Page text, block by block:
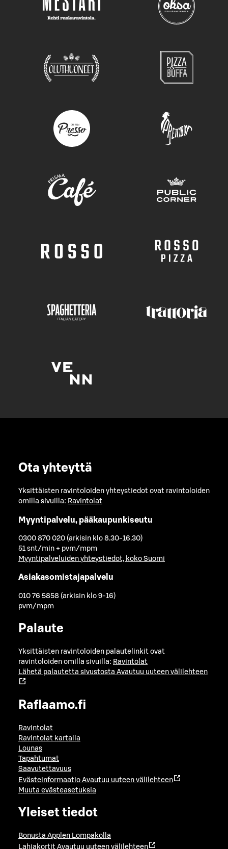
Ota yhteyttä
Yksittäisten ravintoloiden yhteystiedot ovat ravintoloiden
omilla sivuilla: Ravintolat
Myyntipalvelu, pääkaupunkiseutu
0300 870 020 (arkisin klo 8.30-16.30)
51 snt/min + pvm/mpm
Myyntipalveluiden yhteystiedot, koko Suomi
Asiakasomistajapalvelu
010 76 5858 (arkisin klo 9-16)
pvm/mpm
Palaute
Yksittäisten ravintoloiden palautelinkit ovat
ravintoloiden omilla sivuilla: Ravintolat
Lähetä palautetta sivustosta Avautuu uuteen välilehteen
Raflaamo.fi
Ravintolat
Ravintolat kartalla
Lounas
Tapahtumat
Saavutettavuus
Evästeinformaatio Avautuu uuteen välilehteen
Muuta evästeasetuksia
Yleiset tiedot
Bonusta Applen Lompakolla
Lahjakortit Avautuu uuteen välilehteen